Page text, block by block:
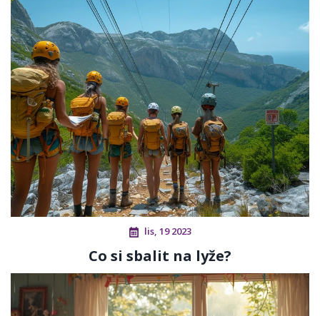
lis, 19 2023
Co si sbalit na lyže?